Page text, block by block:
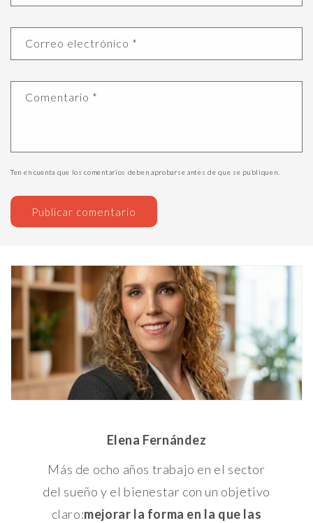
Correo electrónico *
Comentario *
Ten en cuenta que los comentarios deben aprobarse antes de que se publiquen.
Elena Fernández
Más de ocho años trabajo en el sector
del sueño y el bienestar con un objetivo
claro:mejorar la forma en la que las